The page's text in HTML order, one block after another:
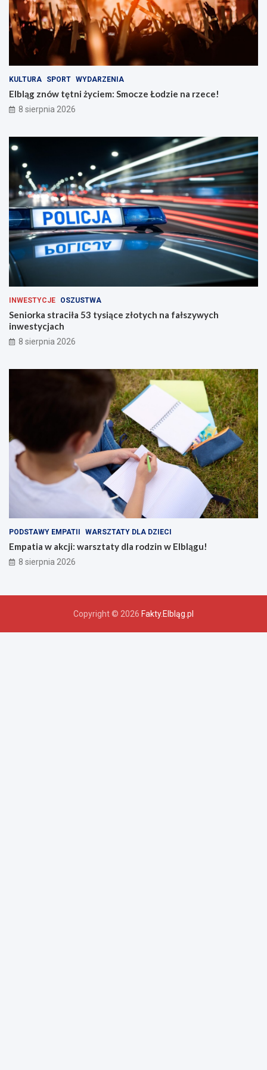
ż
n
o
i
n
d
r
a
c
a
r
z
e
e
!
KULTURA SPORT WYDARZENIA
Elbląg znów tętni życiem: Smocze Łodzie na rzece!
8 sierpnia 2026
INWESTYCJE OSZUSTWA
Seniorka straciła 53 tysiące złotych na fałszywych
inwestycjach
8 sierpnia 2026
PODSTAWY EMPATII WARSZTATY DLA DZIECI
Empatia w akcji: warsztaty dla rodzin w Elblągu!
8 sierpnia 2026
Copyright © 2026 Fakty.Elbląg.pl